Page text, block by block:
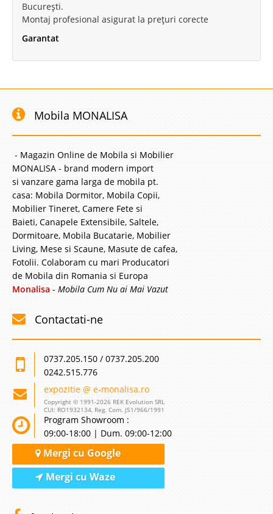
București.
Montaj profesional asigurat la prețuri corecte
Garantat
Mobila MONALISA
- Magazin Online de Mobila si Mobilier
MONALISA - brand modern import
si vanzare gama larga de mobila pt.
casa: Mobila Dormitor, Mobila Copii,
Mobilier Tineret, Camere Fete si
Baieti, Canapele Extensibile, Saltele,
Dormitoare, Mobila Bucatarie, Mobilier
Living, Mese si Scaune, Masute de cafea,
Fotolii. Colaboram cu mari Producatori
de Mobila din Romania si Europa
Monalisa - Mobila Cum Nu ai Mai Vazut
Contactati-ne
0737.205.150 / 0737.205.200
0242.515.776
expozitie @ e-monalisa.ro
Copyright © 1991-2026 REK Evolution SRL
CUI: RO1932134, Reg. Com. J51/966/1991
Program Showroom :
09:00-18:00 | Dum. 09:00-12:00
Mergi cu Google
Mergi cu Waze